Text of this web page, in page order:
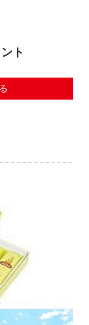
ト